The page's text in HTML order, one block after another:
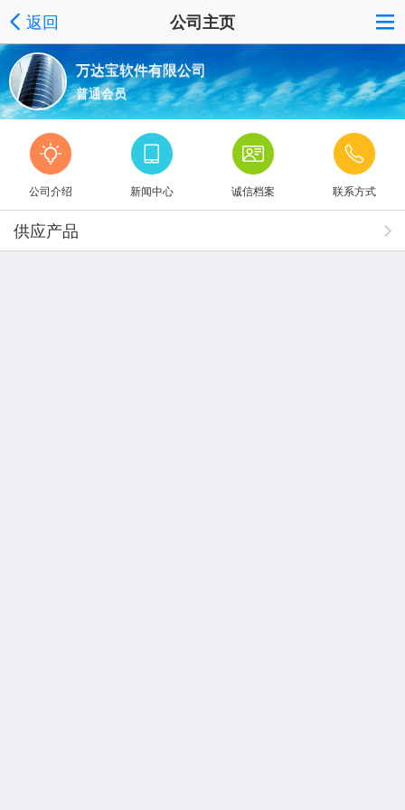
返回 公司主页
万达宝软件有限公司
普通会员
公司介绍 新闻中心 诚信档案 联系方式
供应产品